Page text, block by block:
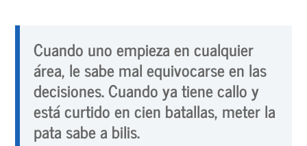
Cuando uno empieza en cualquier
área, le sabe mal equivocarse en las
decisiones. Cuando ya tiene callo y
está curtido en cien batallas, meter la
pata sabe a bilis.